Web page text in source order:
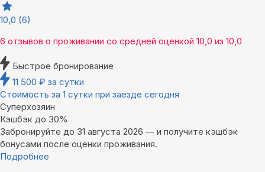
10,0 (6)
6 отзывов о проживании со средней оценкой 10,0 из 10,0
Быстрое бронирование
11 500 ₽ за сутки
Стоимость за 1 сутки при заезде сегодня
Суперхозяин
Кэшбэк до 30%
Забронируйте до 31 августа 2026 — и получите кэшбэк
бонусами после оценки проживания.
Подробнее